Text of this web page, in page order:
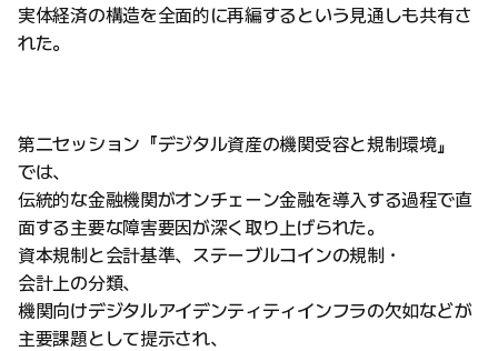
実体経済の構造を全面的に再編するという見通しも共有さ
れた。
第二セッション『デジタル資産の機関受容と規制環境』
では、
伝統的な金融機関がオンチェーン金融を導入する過程で直
面する主要な障害要因が深く取り上げられた。
資本規制と会計基準、ステーブルコインの規制・
会計上の分類、
機関向けデジタルアイデンティティインフラの欠如などが
主要課題として提示され、